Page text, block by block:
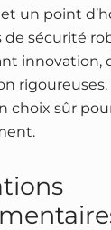
un point
de sécurité
innovation,
rigoureuses.
choix sûr